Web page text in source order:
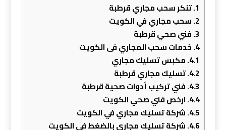
1. تنكر سحب مجاري قرطبة
2. سحب مجاري في الكويت
3. فني صحي قرطبة
4. خدمات سحب المجاري فى الكويت
4.1. مكبس تسليك مجاري
4.2. تسليك مجاري قرطبة
4.3. فني تركيب أدوات صحية قرطبة
4.4. ارخص فني صحي الكويت
4.5. شركة تسليك مجاري في الكويت
4.6. شركة تسليك مجاري بالضغط في الكويت